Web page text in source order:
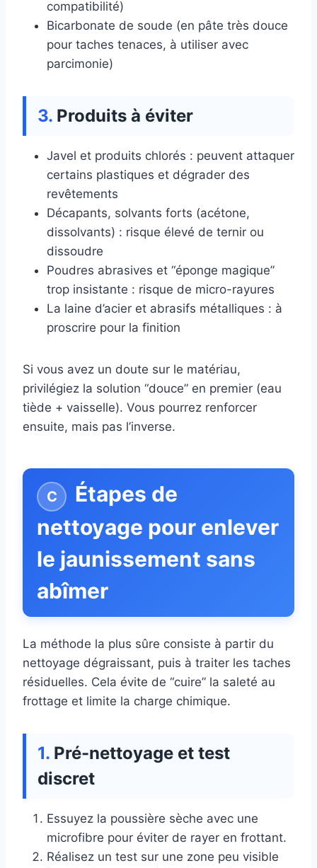
compatibilité)
Bicarbonate de soude (en pâte très douce
pour taches tenaces, à utiliser avec
parcimonie)
Produits à éviter
Javel et produits chlorés : peuvent attaquer
certains plastiques et dégrader des
revêtements
Décapants, solvants forts (acétone,
dissolvants) : risque élevé de ternir ou
dissoudre
Poudres abrasives et “éponge magique”
trop insistante : risque de micro-rayures
La laine d’acier et abrasifs métalliques : à
proscrire pour la finition
Si vous avez un doute sur le matériau,
privilégiez la solution “douce” en premier (eau
tiède + vaisselle). Vous pourrez renforcer
ensuite, mais pas l’inverse.
Étapes de
nettoyage pour enlever
le jaunissement sans
abîmer
La méthode la plus sûre consiste à partir du
nettoyage dégraissant, puis à traiter les taches
résiduelles. Cela évite de “cuire” la saleté au
frottage et limite la charge chimique.
Pré-nettoyage et test
discret
Essuyez la poussière sèche avec une
microfibre pour éviter de rayer en frottant.
Réalisez un test sur une zone peu visible